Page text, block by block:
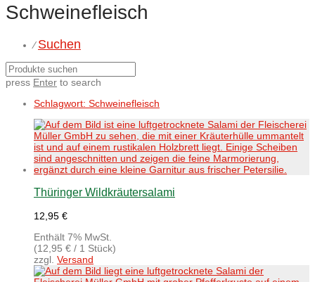
Schweinefleisch
⁄ Suchen
press Enter to search
Schlagwort: Schweinefleisch
Thüringer Wildkräutersalami
12,95 €
Enthält 7% MwSt.
(12,95 € / 1 Stück)
zzgl. Versand